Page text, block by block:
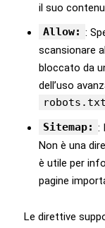
il suo
Allow: :
scansionare
bloccato da
dell’uso
Sitemap: :
Non è una
è utile per
pagine
Le direttive